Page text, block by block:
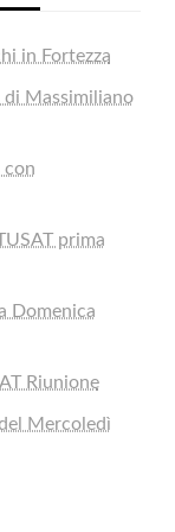
in Fortezza
di Massimiliano
con
prima
Domenica
Riunione
Mercoledì